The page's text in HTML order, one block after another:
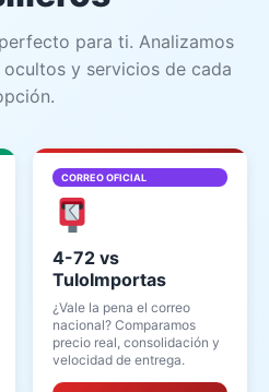
para ti. Analizamos
y servicios de cada
CORREO OFICIAL
4-72 vs
TuloImportas
¿Vale la pena el correo
nacional? Comparamos
precio real, consolidación y
velocidad de entrega.